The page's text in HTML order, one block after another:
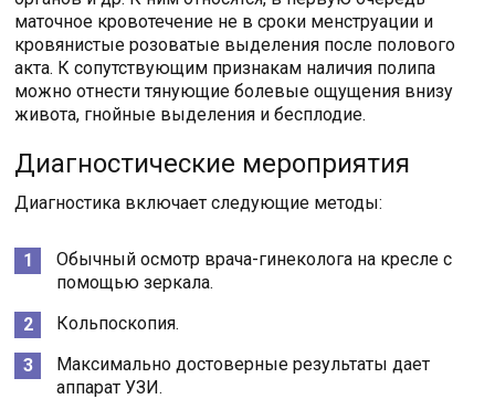
маточное кровотечение не в сроки менструации и
кровянистые розоватые выделения после полового
акта. К сопутствующим признакам наличия полипа
можно отнести тянующие болевые ощущения внизу
живота, гнойные выделения и бесплодие.
Диагностические мероприятия
Диагностика включает следующие методы:
Обычный осмотр врача-гинеколога на кресле с
помощью зеркала.
Кольпоскопия.
Максимально достоверные результаты дает
аппарат УЗИ.